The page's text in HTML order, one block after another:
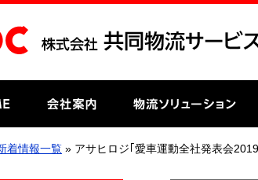
着情報一覧 » アサヒロジ｢愛車運動全社発表会